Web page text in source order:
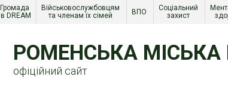
Громада
в DREAM
Військовослужбовцям
та членам їх сімей
ВПО
Соціальний
захист
РОМЕНСЬКА МІСЬКА
офіційний сайт